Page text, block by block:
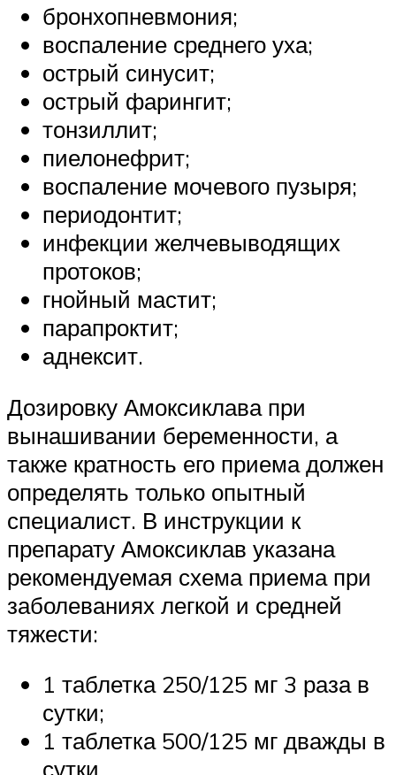
бронхопневмония;
воспаление среднего уха;
острый синусит;
острый фарингит;
тонзиллит;
пиелонефрит;
воспаление мочевого пузыря;
периодонтит;
инфекции желчевыводящих
протоков;
гнойный мастит;
парапроктит;
аднексит.
Дозировку Амоксиклава при
вынашивании беременности, а
также кратность его приема должен
определять только опытный
специалист. В инструкции к
препарату Амоксиклав указана
рекомендуемая схема приема при
заболеваниях легкой и средней
тяжести:
1 таблетка 250/125 мг 3 раза в
сутки;
1 таблетка 500/125 мг дважды в
сутки.